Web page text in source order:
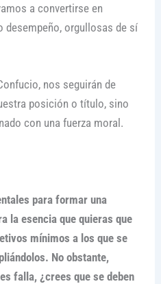
a convertirse en
desempeño, orgullosas de sí
nos seguirán de
posición o título, sino
con una fuerza moral.
para formar una
la esencia que quieras que
mínimos a los que se
No obstante,
falla, ¿crees que se deben